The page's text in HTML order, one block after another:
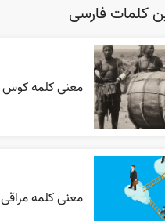
کلمات فارسی
معنی کلمه کوس
معنی کلمه مراقی